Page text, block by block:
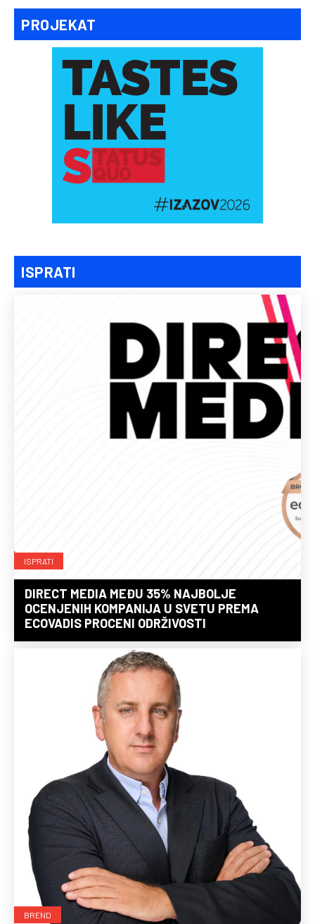
PROJEKAT
ISPRATI
ISPRATI
DIRECT MEDIA MEĐU 35% NAJBOLJE
OCENJENIH KOMPANIJA U SVETU PREMA
ECOVADIS PROCENI ODRŽIVOSTI
BREND